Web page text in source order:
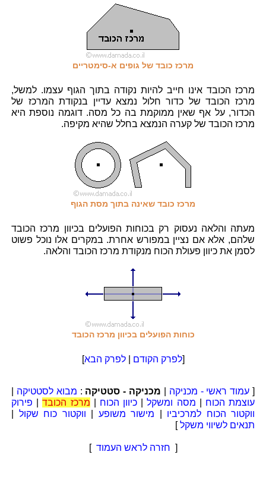
מרכז כובד של גופים א-סימטריים
מרכז הכובד אינו חייב להיות נקודה בתוך הגוף עצמו. למשל,
מרכז הכובד של כדור חלול נמצא עדיין בנקודת המרכז של
הכדור, על אף שאין ממוקמת בה כל מסה. דוגמה נוספת היא
מרכז הכובד של קערה הנמצא בחלל שהיא מקיפה.
מרכז כובד שאינה בתוך מסת הגוף
מעתה והלאה נעסוק רק בכוחות הפועלים בכיוון מרכז הכובד
שלהם, אלא אם נציין במפורש אחרת. במקרים אלו נוכל פשוט
לסמן את כיוון פעולת הכוח מנקודת מרכז הכובד והלאה.
כוחות הפועלים בכיוון מרכז הכובד
[לפרק הקודם |לפרק הבא]
[ עמוד ראשי - מכניקה מכניקה - סטטיקה : מבוא לסטטיקה
עוצמת הכוח
מסה ומשקל| כיוון הכוח מרכז הכובד| פירוק
ווקטור הכוח למרכיביו
מישור משופע ווקטור כוח שקול
תנאים לשיווי משקל]
[ חזרה לראש העמוד ]